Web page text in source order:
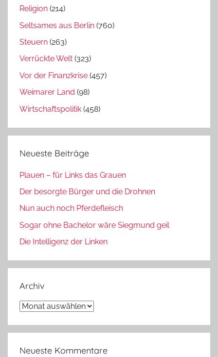
Religion (214)
Seltsames aus Berlin (760)
Steuern (263)
Verrückte Welt (323)
Vor der Finanzkrise (457)
Weimarer Land (98)
Wirtschaftspolitik (458)
Neueste Beiträge
Plauen – für Links das Grauen
Der besorgte Bürger und die Drohnen
Nun auch noch Pferdefleisch
Sogar ohne Bachelor wäre Siegmund geil
Die Intelligenz der Linken
Archiv
Archiv
Neueste Kommentare